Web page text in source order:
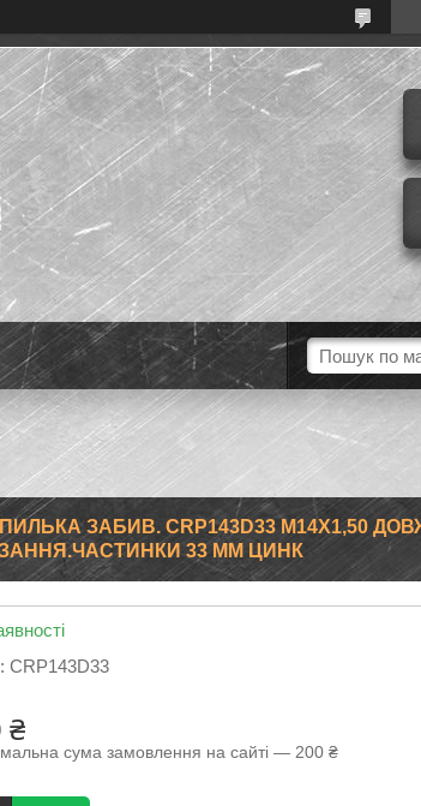
ЗАБИВ. CRP143D33 M14X1,50
33 ММ ЦИНК
CRP143D33
₴
сума замовлення на сайті — 200 ₴